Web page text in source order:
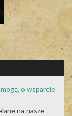
o wsparcie
na nasze